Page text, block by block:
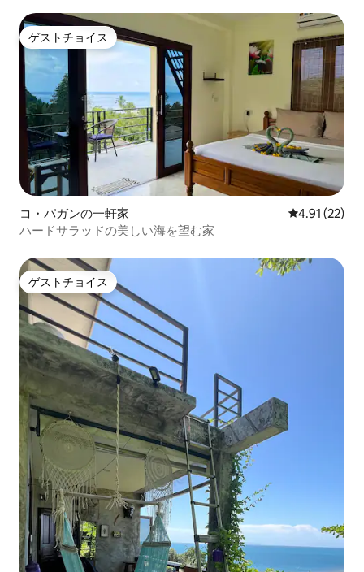
ゲストチョイス
ゲストチョイス
コ・パガンの一軒家 レビュー22
4.91 (22)
ハードサラッドの美しい海を望む家
ゲストチョイス
ゲストチョイス